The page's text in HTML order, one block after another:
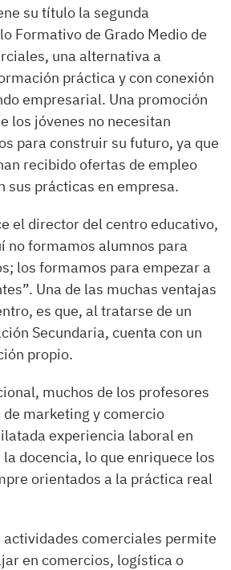
su título la segunda
Formativo de Grado Medio de
una alternativa a
práctica y con conexión
empresarial. Una promoción
los jóvenes no necesitan
para construir su futuro, ya que
recibido ofertas de empleo
sus prácticas en empresa.
el director del centro educativo,
no formamos alumnos para
los formamos para empezar a
Una de las muchas ventajas
es que, al tratarse de un
Secundaria, cuenta con un
propio.
muchos de los profesores
marketing y comercio
experiencia laboral en
docencia, lo que enriquece los
orientados a la práctica real
actividades comerciales permite
en comercios, logística o